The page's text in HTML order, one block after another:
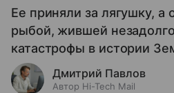
Ее приняли за лягушку, а
рыбой, жившей
катастрофы в истории
Дмитрий Павлов
Автор Hi-Tech Mail